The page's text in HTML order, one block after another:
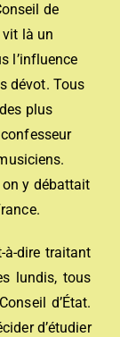
de
là un
l’influence
dévot. Tous
plus
y débattait
à-dire traitant
lundis, tous
d’État.
d’étudier